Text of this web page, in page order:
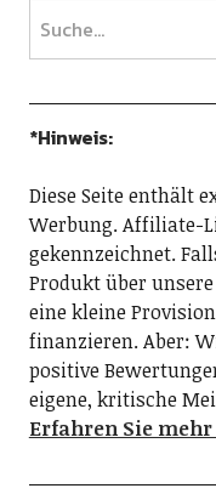
*Hinweis:
Diese Seite enthält
Werbung. Affiliate-
gekennzeichnet.
Produkt über
eine kleine
finanzieren. Aber:
positive
eigene, kritische
Erfahren Sie